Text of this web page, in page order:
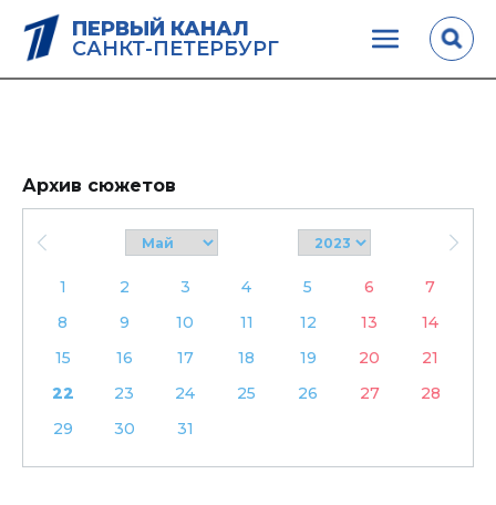
ПЕРВЫЙ КАНАЛ
САНКТ-ПЕТЕРБУРГ
Архив сюжетов
1 2 3 4 5 6
7
8
9 10 11 12 13
14
15
16 17 18 19 20
21
22
23 24 25 26 27
28
29
30 31